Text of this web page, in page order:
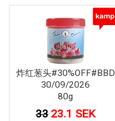
炸红葱头#30%OFF#BBD
30/09/2026
80g
33 23.1 SEK